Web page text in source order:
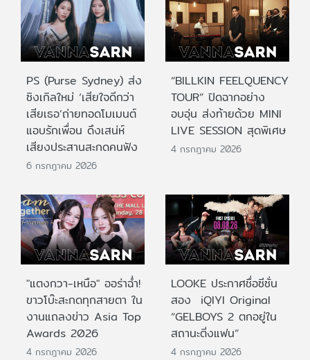
PS (Purse Sydney) ส่ง
ซิงเกิลใหม่ ‘เสียใจดีกว่า
เสียเธอ’ถ่ายทอดโมเมนต์
แอบรักเพื่อน ดึงเสน่ห์
เสียงประสานสะกดคนฟัง
6 กรกฎาคม 2026
“BILLKIN FEELQUENCY
TOUR” ปิดฉากอย่าง
อบอุ่น ส่งท้ายด้วย MINI
LIVE SESSION สุดพิเศษ
4 กรกฎาคม 2026
"แตงกวา-เหนือ" ออร่าฉ่ำ!
ขาวโบ๊ะสะกดทุกสายตา ใน
งานแถลงข่าว Asia Top
Awards 2026
4 กรกฎาคม 2026
LOOKE ประกาศชื่อซีซั่น
สอง iQIYI Original
“GELBOYS 2 ตกอยู่ใน
สถานะติ่งแฟน”
4 กรกฎาคม 2026